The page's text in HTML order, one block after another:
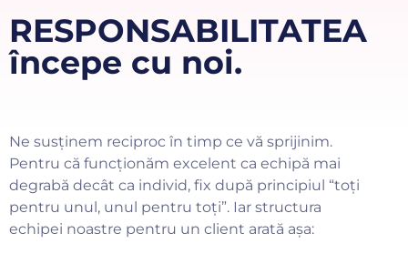
RESPONSABILITATEA
începe cu noi.
Ne susținem reciproc în timp ce vă sprijinim.
Pentru că funcționăm excelent ca echipă mai
degrabă decât ca individ, fix după principiul “toți
pentru unul, unul pentru toți”. Iar structura
echipei noastre pentru un client arată așa: